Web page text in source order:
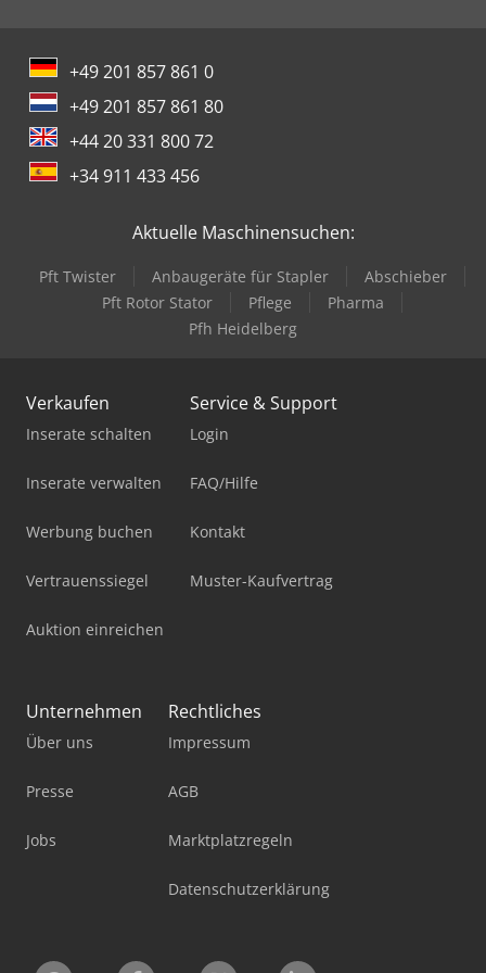
+49 201 857 861 0
+49 201 857 861 80
+44 20 331 800 72
+34 911 433 456
Aktuelle Maschinensuchen:
Pft Twister Anbaugeräte für Stapler
Abschieber
Pft Rotor Stator
Pflege
Pharma
Pfh Heidelberg
Verkaufen
Inserate schalten
Inserate verwalten
Werbung buchen
Vertrauenssiegel
Auktion einreichen
Service & Support
Login
FAQ/Hilfe
Kontakt
Muster-Kaufvertrag
Unternehmen
Über uns
Presse
Jobs
Rechtliches
Impressum
AGB
Marktplatzregeln
Datenschutzerklärung